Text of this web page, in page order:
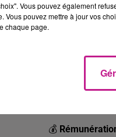
Temps
Contrat :
Formation :
1
Puis
💰
Vous pouvez également
Vous pouvez mettre à jour vos
chaque page.